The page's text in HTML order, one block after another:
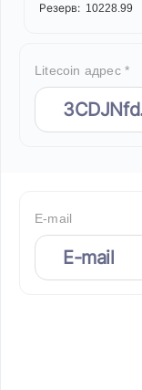
Резерв: 10228.99
Litecoin адрес *
E-mail